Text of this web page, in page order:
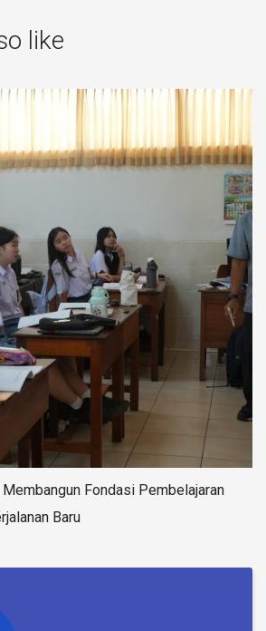
like
Fondasi Pembelajaran
Baru